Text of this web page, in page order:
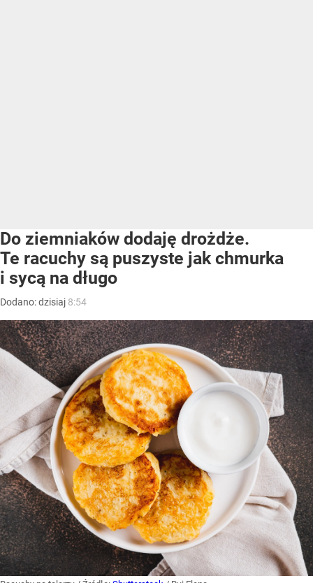
Do ziemniaków dodaję drożdże.
Te racuchy są puszyste jak chmurka
i sycą na długo
Dodano:dzisiaj 8:54